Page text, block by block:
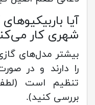
آیا
شهری کار
بیشتر مدل‌های
را دارند و در
تنظیم است
بررسی کنید).